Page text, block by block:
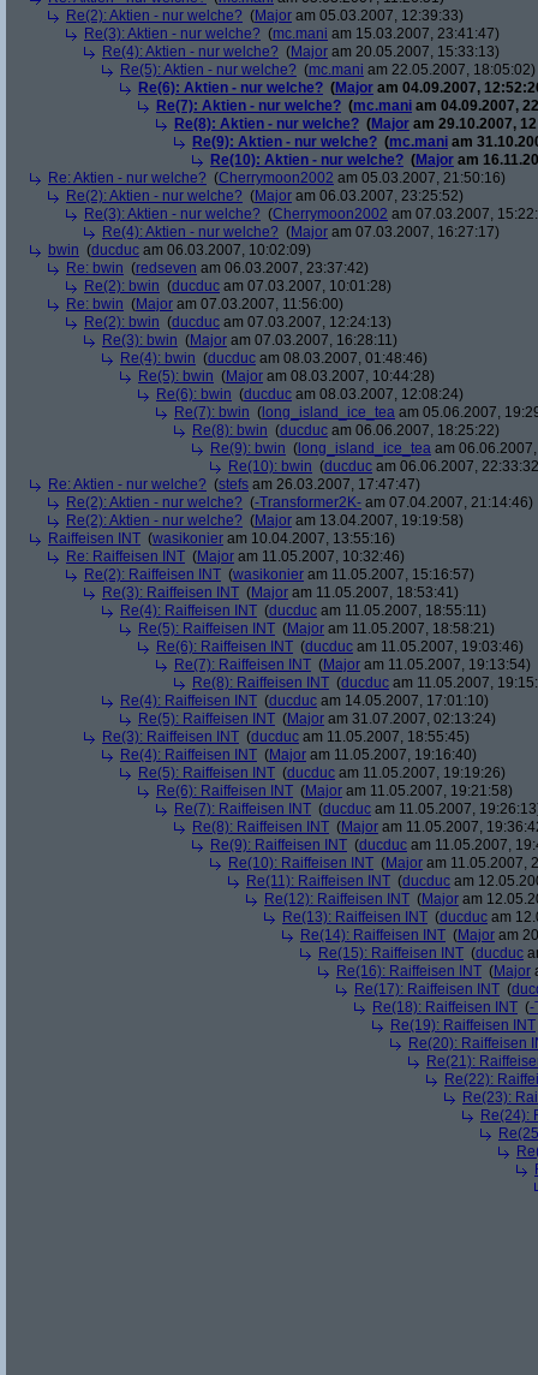
Re(2): Aktien - nur welche? (Major am 05.03.2007, 12:39:33)
Re(3): Aktien - nur welche? (mc.mani am 15.03.2007, 23:41:47)
Re(4): Aktien - nur welche? (Major am 20.05.2007, 15:33:13)
Re(5): Aktien - nur welche? (mc.mani am 22.05.2007, 18:05:02)
Re(6): Aktien - nur welche? (Major am 04.09.2007,
Re(7): Aktien - nur welche? (mc.mani am 04.09.2007,
Re(8): Aktien - nur welche? (Major am 29.10.2007,
Re(9): Aktien - nur welche? (mc.mani am
Re(10): Aktien - nur welche? (Major am
Re: Aktien - nur welche? (Cherrymoon2002 am 05.03.2007, 21:50:16)
Re(2): Aktien - nur welche? (Major am 06.03.2007, 23:25:52)
Re(3): Aktien - nur welche? (Cherrymoon2002 am 07.03.2007,
Re(4): Aktien - nur welche? (Major am 07.03.2007, 16:27:17)
bwin (ducduc am 06.03.2007, 10:02:09)
Re: bwin (redseven am 06.03.2007, 23:37:42)
Re(2): bwin (ducduc am 07.03.2007, 10:01:28)
Re: bwin (Major am 07.03.2007, 11:56:00)
Re(2): bwin (ducduc am 07.03.2007, 12:24:13)
Re(3): bwin (Major am 07.03.2007, 16:28:11)
Re(4): bwin (ducduc am 08.03.2007, 01:48:46)
Re(5): bwin (Major am 08.03.2007, 10:44:28)
Re(6): bwin (ducduc am 08.03.2007, 12:08:24)
Re(7): bwin ( long_island_ice_tea am 05.06.2007,
Re(8): bwin (ducduc am 06.06.2007, 18:25:22)
Re(9): bwin ( long_island_ice_tea am
Re(10): bwin (ducduc am 06.06.2007,
Re: Aktien - nur welche? (stefs am 26.03.2007, 17:47:47)
Re(2): Aktien - nur welche? (-Transformer2K- am 07.04.2007, 21:14:46)
Re(2): Aktien - nur welche? (Major am 13.04.2007, 19:19:58)
Raiffeisen INT (wasikonier am 10.04.2007, 13:55:16)
Re: Raiffeisen INT (Major am 11.05.2007, 10:32:46)
Re(2): Raiffeisen INT (wasikonier am 11.05.2007, 15:16:57)
Re(3): Raiffeisen INT (Major am 11.05.2007, 18:53:41)
Re(4): Raiffeisen INT (ducduc am 11.05.2007, 18:55:11)
Re(5): Raiffeisen INT (Major am 11.05.2007, 18:58:21)
Re(6): Raiffeisen INT (ducduc am 11.05.2007, 19:03:46)
Re(7): Raiffeisen INT (Major am 11.05.2007, 19:13:54)
Re(8): Raiffeisen INT (ducduc am 11.05.2007,
Re(4): Raiffeisen INT (ducduc am 14.05.2007, 17:01:10)
Re(5): Raiffeisen INT (Major am 31.07.2007, 02:13:24)
Re(3): Raiffeisen INT (ducduc am 11.05.2007, 18:55:45)
Re(4): Raiffeisen INT (Major am 11.05.2007, 19:16:40)
Re(5): Raiffeisen INT (ducduc am 11.05.2007, 19:19:26)
Re(6): Raiffeisen INT (Major am 11.05.2007, 19:21:58)
Re(7): Raiffeisen INT (ducduc am 11.05.2007,
Re(8): Raiffeisen INT (Major am 11.05.2007,
Re(9): Raiffeisen INT (ducduc am 11.05.2007,
Re(10): Raiffeisen INT (Major am 11.05.2007,
Re(11): Raiffeisen INT (ducduc am
Re(12): Raiffeisen INT (Major am
Re(13): Raiffeisen INT (ducduc am
Re(14): Raiffeisen INT (Major am
Re(15): Raiffeisen INT (ducduc
Re(16): Raiffeisen INT (Major
Re(17): Raiffeisen INT (
Re(18): Raiffeisen INT (-
Re(19): Raiffeisen INT
Re(20): Raiffeisen
Re(21):
Re(22):
Re(23):
Re(24):